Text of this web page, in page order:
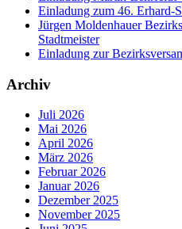
Einladung zum 46. Erhard-
Jürgen Moldenhauer
Stadtmeister
Einladung zur
Archiv
Juli 2026
Mai 2026
April 2026
März 2026
Februar 2026
Januar 2026
Dezember 2025
November 2025